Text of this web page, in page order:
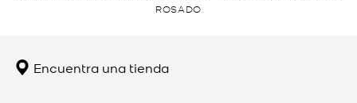
ROSADO
Encuentra una tienda